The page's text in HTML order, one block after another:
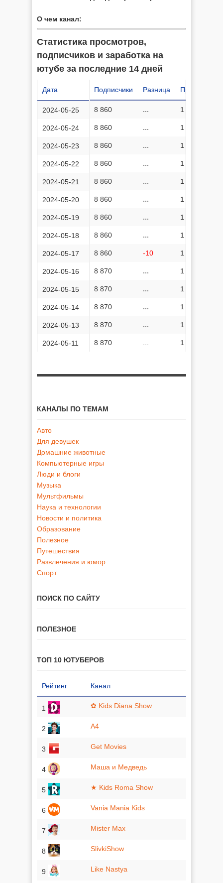
О чем канал:
Статистика просмотров,
подписчиков и заработка на
ютубе за последние 14 дней
Подписчики Разница Просмотров
8 860 ... 1 477 223
8 860 ... 1 477 224
8 860 ... 1 477 218
8 860 ... 1 477 208
8 860 ... 1 477 206
8 860 ... 1 477 197
8 860 ... 1 477 192
8 860 ... 1 477 189
8 860 -10 1 477 180
8 870 ... 1 477 175
8 870 ... 1 477 171
8 870 ... 1 477 165
8 870 ... 1 477 163
8 870 1 477 149
Дата
2024-05-25
2024-05-24
2024-05-23
2024-05-22
2024-05-21
2024-05-20
2024-05-19
2024-05-18
2024-05-17
2024-05-16
2024-05-15
2024-05-14
2024-05-13
2024-05-11
КАНАЛЫ ПО ТЕМАМ
Авто
Для девушек
Домашние животные
Компьютерные игры
Люди и блоги
Музыка
Мультфильмы
Наука и технологии
Новости и политика
Образование
Полезное
Путешествия
Развлечения и юмор
Спорт
ПОИСК ПО САЙТУ
ПОЛЕЗНОЕ
ТОП 10 ЮТУБЕРОВ
Рейтинг Канал
1 ✿ Kids Diana Show
2 A4
3 Get Movies
4 Маша и Медведь
5 ★ Kids Roma Show
6 Vania Mania Kids
7 Mister Max
8 SlivkiShow
9 Like Nastya